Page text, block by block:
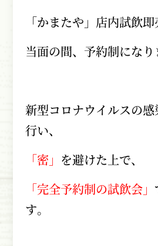
「かまたや」店内試飲
当面の間、予約制になり
新型コロナウイルスの
行い、
「密」 を避けた上で、
「完全予約制の試飲会」
す。